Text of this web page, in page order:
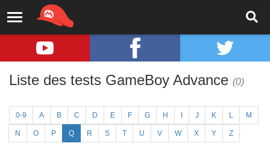
Liste des tests GameBoy Advance (0)
0-9 A B C D E F G H J K L M
N O P Q R S T U V W X Y Z